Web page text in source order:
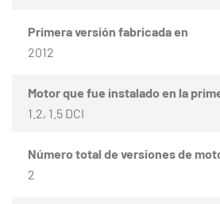
Primera versión fabricada en
2012
Motor que fue instalado en la
1.2, 1.5 DCI
Número total de versiones de
2